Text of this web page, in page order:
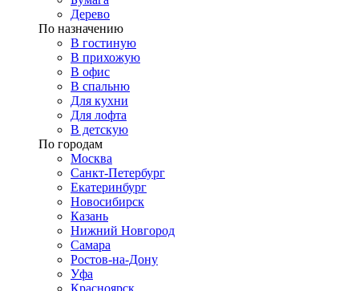
Дерево
По назначению
В гостиную
В прихожую
В офис
В спальню
Для кухни
Для лофта
В детскую
По городам
Москва
Санкт-Петербург
Екатеринбург
Новосибирск
Казань
Нижний Новгород
Самара
Ростов-на-Дону
Уфа
Красноярск